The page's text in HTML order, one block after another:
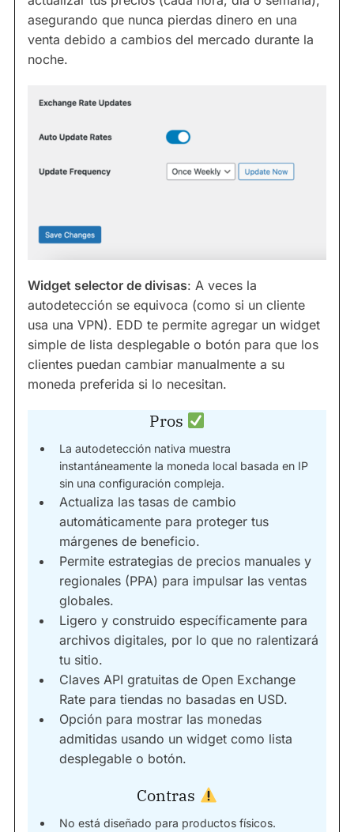
asegurando que nunca pierdas dinero en una
venta debido a cambios del mercado durante la
noche.
Widget selector de divisas: A veces la
autodetección se equivoca (como si un cliente
usa una VPN). EDD te permite agregar un widget
simple de lista desplegable o botón para que los
clientes puedan cambiar manualmente a su
moneda preferida si lo necesitan.
Pros
La autodetección nativa muestra
instantáneamente la moneda local basada en IP
sin una configuración compleja.
Actualiza las tasas de cambio
automáticamente para proteger tus
márgenes de beneficio.
Permite estrategias de precios manuales y
regionales (PPA) para impulsar las ventas
globales.
Ligero y construido específicamente para
archivos digitales, por lo que no ralentizará
tu sitio.
Claves API gratuitas de Open Exchange
Rate para tiendas no basadas en USD.
Opción para mostrar las monedas
admitidas usando un widget como lista
desplegable o botón.
Contras
No está diseñado para productos físicos.